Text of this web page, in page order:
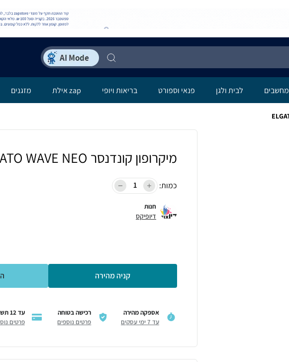
מחשבים לבית ולגן פנאי וספורט בריאות ויופי zap אילת מזגנים
מיקרופון קונדנסר ELGATO WAVE NEO
כמות:
חנות
דיופיקס
קניה מהירה
אספקה מהירה
עד 7 ימי עסקים
רכישה בטוחה
פרטים נוספים
עד 12 תשלומים
פרטים